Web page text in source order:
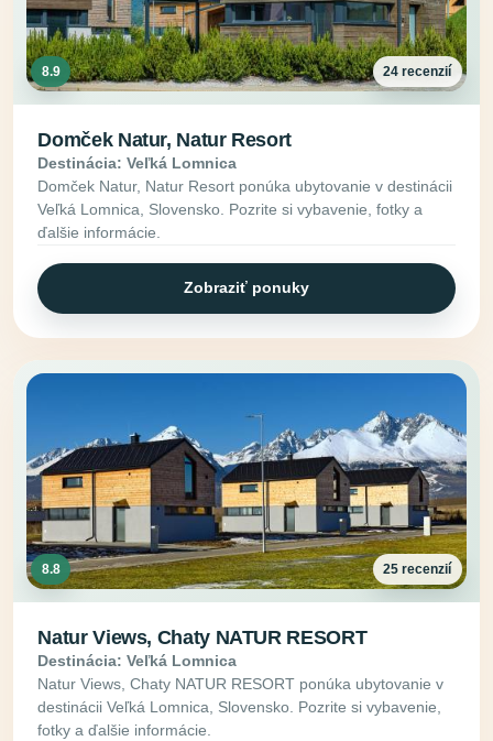
8.9 24 recenzií
Domček Natur, Natur Resort
Destinácia: Veľká Lomnica
Domček Natur, Natur Resort ponúka ubytovanie v destinácii
Veľká Lomnica, Slovensko. Pozrite si vybavenie, fotky a
ďalšie informácie.
Zobraziť ponuky
8.8 25 recenzií
Natur Views, Chaty NATUR RESORT
Destinácia: Veľká Lomnica
Natur Views, Chaty NATUR RESORT ponúka ubytovanie v
destinácii Veľká Lomnica, Slovensko. Pozrite si vybavenie,
fotky a ďalšie informácie.